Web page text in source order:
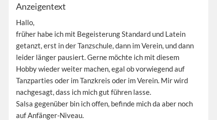
Anzeigentext
Hallo,
früher habe ich mit Begeisterung Standard und Latein
getanzt, erst in der Tanzschule, dann im Verein, und dann
leider länger pausiert. Gerne möchte ich mit diesem
Hobby wieder weiter machen, egal ob vorwiegend auf
Tanzparties oder im Tanzkreis oder im Verein. Mir wird
nachgesagt, dass ich mich gut führen lasse.
Salsa gegenüber bin ich offen, befinde mich da aber noch
auf Anfänger-Niveau.